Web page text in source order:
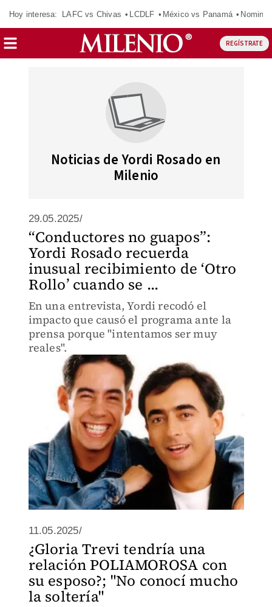
Hoy interesa: LAFC vs Chivas LCDLF México vs Panamá
REGÍSTRATE
Noticias de Yordi Rosado en
Milenio
29.05.2025/
“Conductores no guapos”:
Yordi Rosado recuerda
inusual recibimiento de ‘Otro
Rollo’ cuando se ...
En una entrevista, Yordi recodó el
impacto que causó el programa ante la
prensa porque "intentamos ser muy
reales".
11.05.2025/
¿Gloria Trevi tendría una
relación POLIAMOROSA con
su esposo?; "No conocí mucho
la soltería"